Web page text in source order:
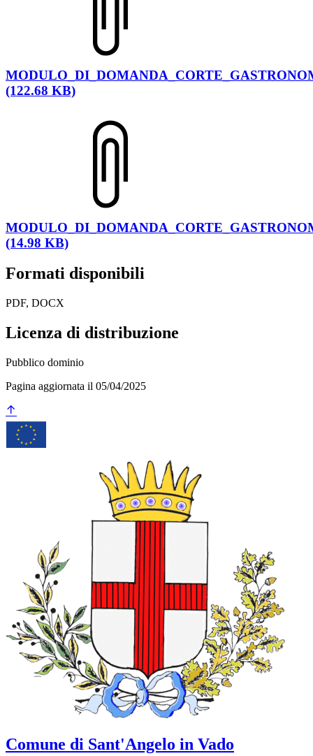
(122.68 KB)
(14.98 KB)
Formati disponibili
PDF, DOCX
Licenza di distribuzione
Pubblico dominio
Pagina aggiornata il 05/04/2025
Comune di Sant'Angelo in Vado